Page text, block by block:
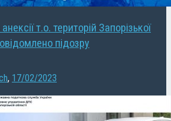
т.о. територій Запорізької
підозру
, 17/02/2023